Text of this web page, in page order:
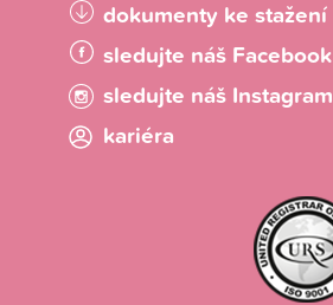
dokumenty ke stažení
sledujte náš Facebook
sledujte náš Instagram
kariéra